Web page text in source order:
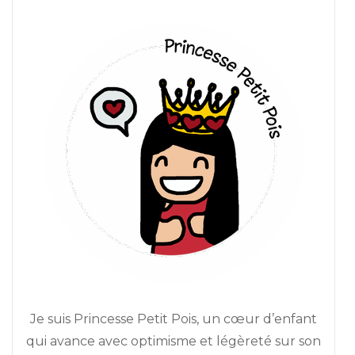
Je suis Princesse Petit Pois, un cœur d’enfant
qui avance avec optimisme et légèreté sur son